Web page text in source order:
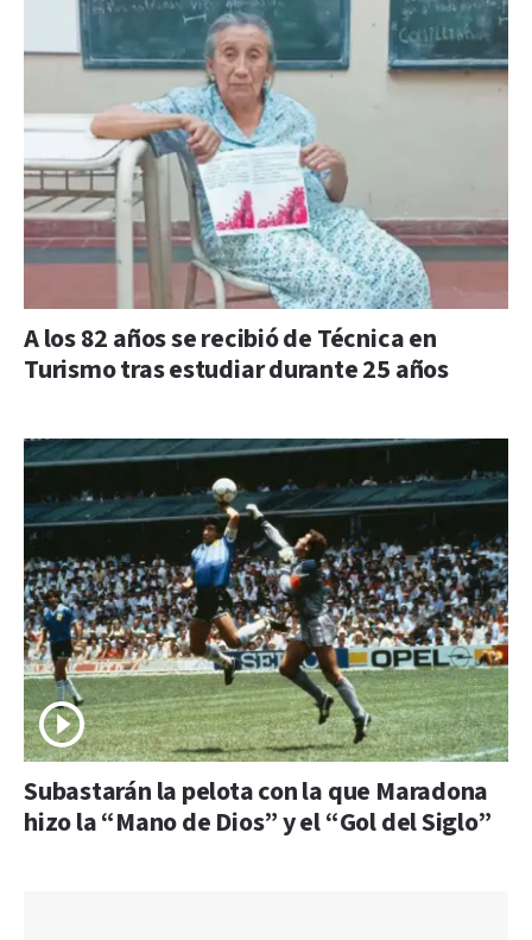
A los 82 años se recibió de Técnica en
Turismo tras estudiar durante 25 años
Subastarán la pelota con la que Maradona
hizo la “Mano de Dios” y el “Gol del Siglo”